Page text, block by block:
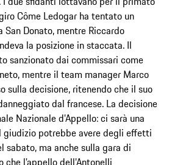
Côme Ledogar ha tentato un
San Donato, mentre Riccardo
la posizione in staccata. Il
sanzionato dai commissari come
mentre il team manager Marco
sulla decisione, ritenendo che il suo
dal francese. La decisione
Nazionale d’Appello: ci sarà una
potrebbe avere degli effetti
sabato, ma anche sulla gara di
l’appello dell’Antonelli